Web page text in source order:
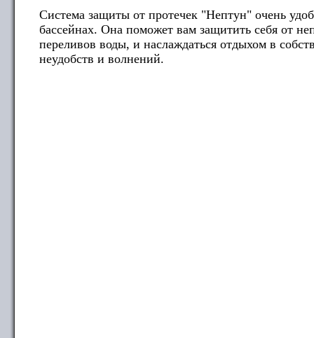
Система защиты от протечек "Нептун" очень
бассейнах. Она поможет вам защитить себя от
переливов воды, и наслаждаться отдыхом в
неудобств и волнений.